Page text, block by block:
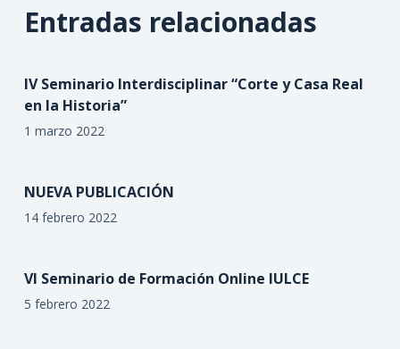
Entradas relacionadas
IV Seminario Interdisciplinar “Corte y Casa Real
en la Historia”
1 marzo 2022
NUEVA PUBLICACIÓN
14 febrero 2022
VI Seminario de Formación Online IULCE
5 febrero 2022